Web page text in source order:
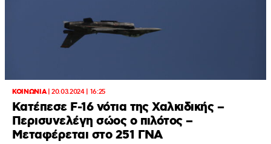
ΚΟΙΝΩΝΙΑ|20.03.2024 | 16:25
Κατέπεσε F-16 νότια της Χαλκιδικής –
Περισυνελέγη σώος ο πιλότος –
Mεταφέρεται στο 251 ΓΝΑ